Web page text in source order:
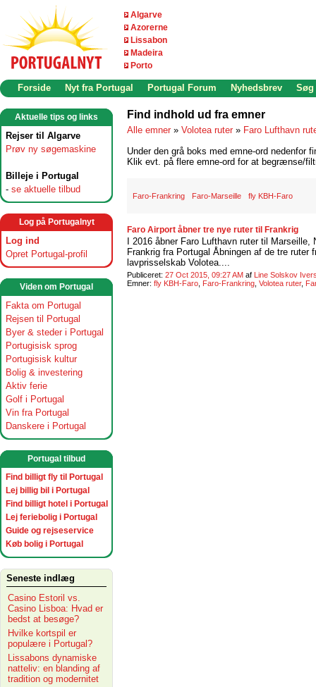
Algarve
Azorerne
Lissabon
Madeira
Porto
Forside Nyt fra Portugal Portugal Forum Nyhedsbrev Søg
Aktuelle tips og links
Rejser til Algarve
Prøv ny søgemaskine
Billeje i Portugal
- se aktuelle tilbud
Log på Portugalnyt
Log ind
Opret Portugal-profil
Viden om Portugal
Fakta om Portugal
Rejsen til Portugal
Byer & steder i Portugal
Portugisisk sprog
Portugisisk kultur
Bolig & investering
Aktiv ferie
Golf i Portugal
Vin fra Portugal
Danskere i Portugal
Portugal tilbud
Find billigt fly til Portugal
Lej billig bil i Portugal
Find billigt hotel i Portugal
Lej feriebolig i Portugal
Guide og rejseservice
Køb bolig i Portugal
Seneste indlæg
Casino Estoril vs.
Casino Lisboa: Hvad er
bedst at besøge?
Hvilke kortspil er
populære i Portugal?
Lissabons dynamiske
natteliv: en blanding af
tradition og modernitet
Find indhold ud fra emner
Alle emner » Volotea ruter » Faro Lufthavn
Under den grå boks med emne-ord nedenfor
Klik evt. på flere emne-ord for at begrænse/
Faro-Frankring Faro-Marseille fly KBH-Faro
Faro Airport åbner tre nye ruter til Frankrig
I 2016 åbner Faro Lufthavn ruter til
Frankrig fra Portugal Åbningen af de tre
lavprisselskab Volotea....
Publiceret: 27 Oct 2015, 09:27 AM af Line Solskov
Emner: fly KBH-Faro Faro-Frankring Volotea ruter,